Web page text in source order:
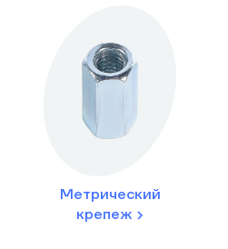
Метрический
крепеж